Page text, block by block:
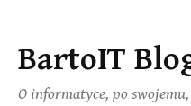
Skip
content
BartoIT
O informatyce, po